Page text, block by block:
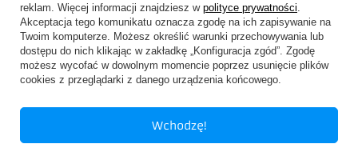
607 605 505 kropa@kropa.pl
reklam. Więcej informacji znajdziesz w polityce prywatności.
Akceptacja tego komunikatu oznacza zgodę na ich zapisywanie na
Twoim komputerze. Możesz określić warunki przechowywania lub
dostępu do nich klikając w zakładkę „Konfiguracja zgód”. Zgodę
możesz wycofać w dowolnym momencie poprzez usunięcie plików
cookies z przeglądarki z danego urządzenia końcowego.
Wchodzę!